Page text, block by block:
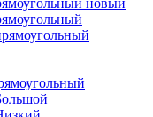
новый